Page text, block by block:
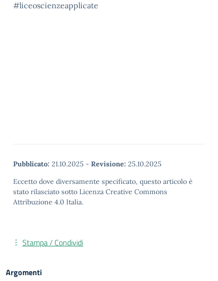
#liceoscienzeapplicate
Pubblicato: 21.10.2025 - Revisione: 25.10.2025
Eccetto dove diversamente specificato, questo articolo è
stato rilasciato sotto Licenza Creative Commons
Attribuzione 4.0 Italia.
Stampa / Condividi
Argomenti